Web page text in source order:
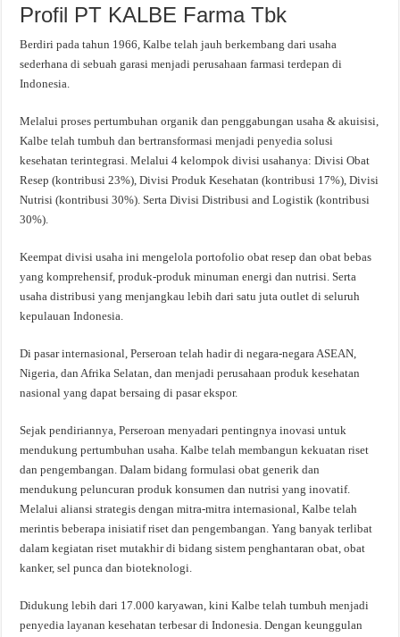
Profil PT KALBE Farma Tbk
Berdiri pada tahun 1966, Kalbe telah jauh berkembang dari usaha
sederhana di sebuah garasi menjadi perusahaan farmasi terdepan di
Indonesia.
Melalui proses pertumbuhan organik dan penggabungan usaha & akuisisi,
Kalbe telah tumbuh dan bertransformasi menjadi penyedia solusi
kesehatan terintegrasi. Melalui 4 kelompok divisi usahanya: Divisi Obat
Resep (kontribusi 23%), Divisi Produk Kesehatan (kontribusi 17%), Divisi
Nutrisi (kontribusi 30%). Serta Divisi Distribusi and Logistik (kontribusi
30%).
Keempat divisi usaha ini mengelola portofolio obat resep dan obat bebas
yang komprehensif, produk-produk minuman energi dan nutrisi. Serta
usaha distribusi yang menjangkau lebih dari satu juta outlet di seluruh
kepulauan Indonesia.
Di pasar internasional, Perseroan telah hadir di negara-negara ASEAN,
Nigeria, dan Afrika Selatan, dan menjadi perusahaan produk kesehatan
nasional yang dapat bersaing di pasar ekspor.
Sejak pendiriannya, Perseroan menyadari pentingnya inovasi untuk
mendukung pertumbuhan usaha. Kalbe telah membangun kekuatan riset
dan pengembangan. Dalam bidang formulasi obat generik dan
mendukung peluncuran produk konsumen dan nutrisi yang inovatif.
Melalui aliansi strategis dengan mitra-mitra internasional, Kalbe telah
merintis beberapa inisiatif riset dan pengembangan. Yang banyak terlibat
dalam kegiatan riset mutakhir di bidang sistem penghantaran obat, obat
kanker, sel punca dan bioteknologi.
Didukung lebih dari 17.000 karyawan, kini Kalbe telah tumbuh menjadi
penyedia layanan kesehatan terbesar di Indonesia. Dengan keunggulan